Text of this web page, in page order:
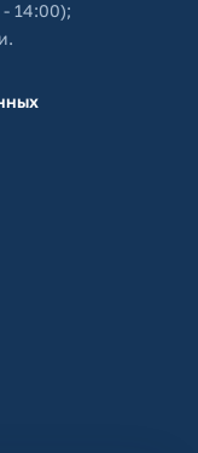
14:00);